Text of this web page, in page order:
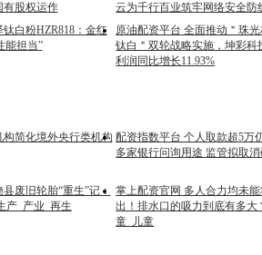
有股权运作
云为千行百业筑牢网络安全防
白粉HZR818：金红
能担当”
原油配资平台 全面推动＂珠
钛白＂双轮战略实施，坤彩科
利润同比增长11.93%
简化境外央行类机构 配资指数平台 个人取款超5万
多家银行问询用途 监管拟取
废旧轮胎“重生”记：
产_产业_再生
掌上配资官网 多人合力均未
出！排水口的吸力到底有多大
童_儿童